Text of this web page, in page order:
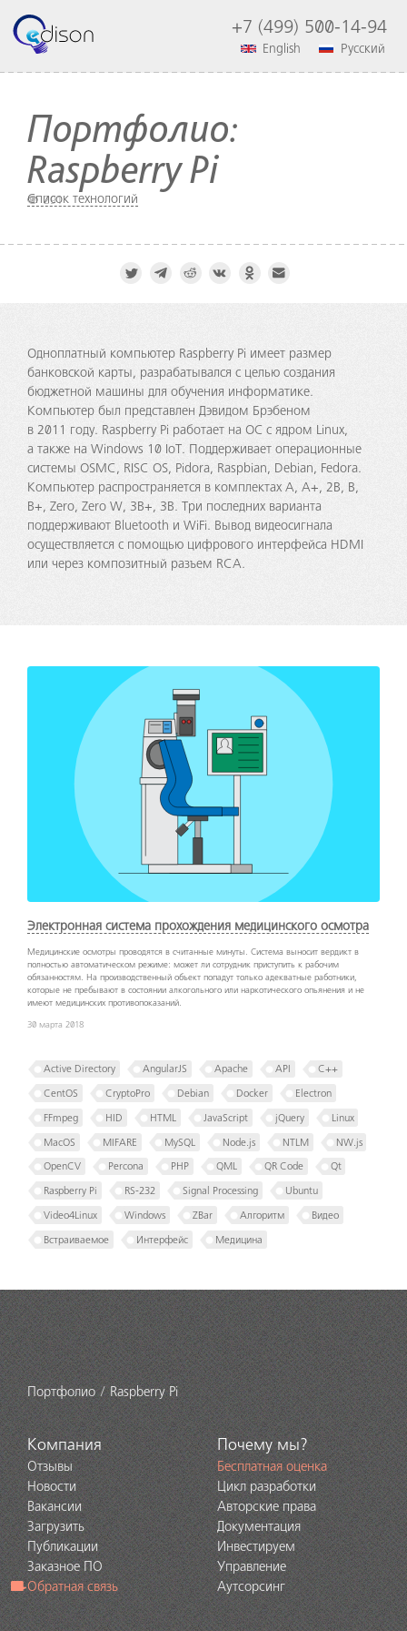
+7 (499) 500-14-94
English Русский
Портфолио:
Raspberry Pi
291
Список технологий
Одноплатный компьютер Raspberry Pi имеет размер
банковской карты, разрабатывался с целью создания
бюджетной машины для обучения информатике.
Компьютер был представлен Дэвидом Брэбеном
в 2011 году. Raspberry Pi работает на ОС с ядром Linux,
а также на Windows 10 IoT. Поддерживает операционные
системы OSMC, RISC OS, Pidora, Raspbian, Debian, Fedora.
Компьютер распространяется в комплектах А, А+, 2B, B,
B+, Zero, Zero W, 3B+, 3B. Три последних варианта
поддерживают Bluetooth и WiFi. Вывод видеосигнала
осуществляется с помощью цифрового интерфейса HDMI
или через композитный разъем RCA.
Электронная система прохождения медицинского осмотра
Медицинские осмотры проводятся в считанные минуты. Система выносит вердикт в
полностью автоматическом режиме: может ли сотрудник приступить к рабочим
обязанностям. На производственный объект попадут только адекватные работники,
которые не пребывают в состоянии алкогольного или наркотического опьянения и не
имеют медицинских противопоказаний.
30 марта 2018
Active Directory AngularJS Apache API C++
CentOS CryptoPro Debian Docker Electron
FFmpeg HID HTML JavaScript jQuery Linux
MacOS MIFARE MySQL Node.js NTLM NW.js
OpenCV Percona PHP QML QR Code Qt
Raspberry Pi RS-232 Signal Processing Ubuntu
Video4Linux Windows ZBar Алгоритм Видео
Встраиваемое Интерфейс Медицина
Портфолио Raspberry Pi
Компания
Отзывы
Новости
Вакансии
Загрузить
Публикации
Заказное ПО
Обратная связь
Почему мы?
Бесплатная оценка
Цикл разработки
Авторские права
Документация
Инвестируем
Управление
Аутсорсинг